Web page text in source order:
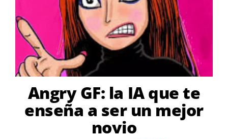
Angry GF: la IA que te
enseña a ser un mejor
novio